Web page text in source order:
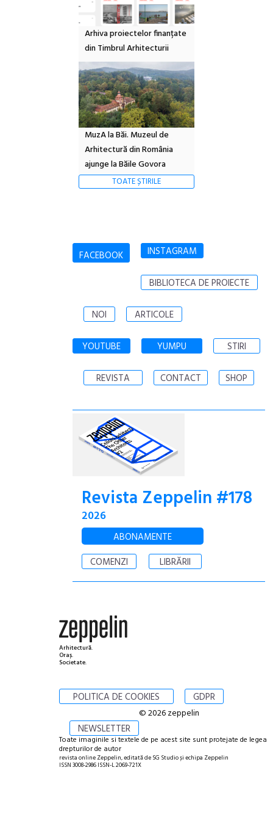
Arhiva proiectelor finanțate
din Timbrul Arhitecturii
MuzA la Băi. Muzeul de
Arhitectură din România
ajunge la Băile Govora
TOATE ȘTIRILE
FACEBOOK INSTAGRAM
BIBLIOTECA DE PROIECTE
NOI ARTICOLE
YOUTUBE YUMPU STIRI
REVISTA CONTACT SHOP
Revista Zeppelin #178
2026
ABONAMENTE
COMENZI
LIBRĂRII
Arhitectură.
Oraș.
Societate.
POLITICA DE COOKIES GDPR
NEWSLETTER
© 2026 zeppelin
Toate imaginile si textele de pe acest site sunt protejate de legea
drepturilor de autor
revista online Zeppelin, editată de SG Studio și echipa Zeppelin
ISSN 3008-2986 ISSN-L 2069-721X